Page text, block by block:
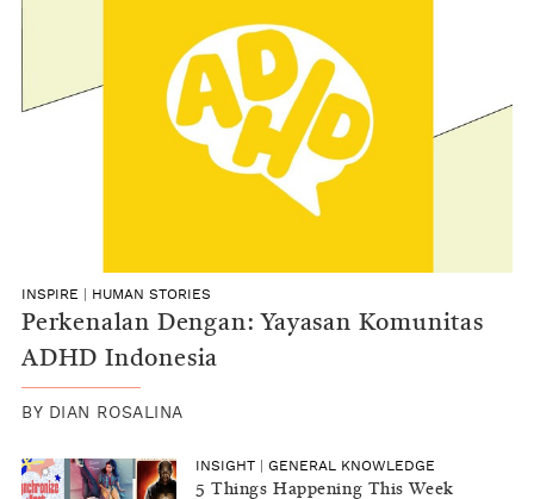
INSPIRE HUMAN STORIES
Perkenalan Dengan: Yayasan Komunitas
ADHD Indonesia
BY DIAN ROSALINA
INSIGHT GENERAL KNOWLEDGE
5 Things Happening This Week